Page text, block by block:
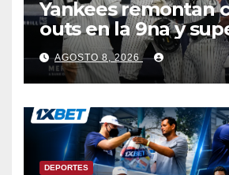
Yankees remontan
outs en la 9na y
Bravos en 10
larga lluvia
AGOSTO 8, 2026
DEPORTES